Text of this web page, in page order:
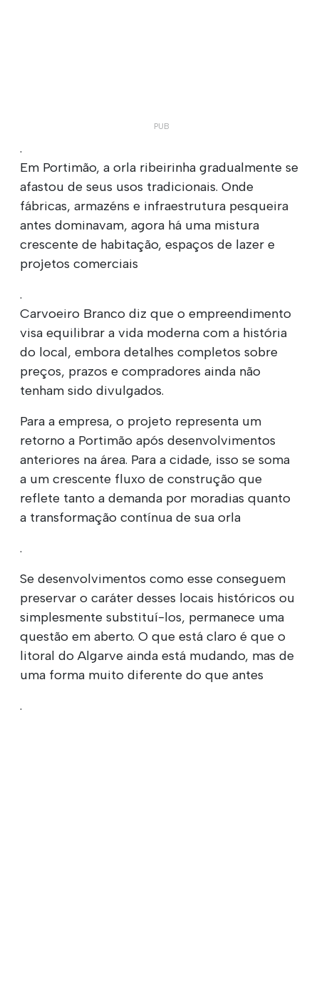
.
Em Portimão, a orla ribeirinha gradualmente se
afastou de seus usos tradicionais. Onde
fábricas, armazéns e infraestrutura pesqueira
antes dominavam, agora há uma mistura
crescente de habitação, espaços de lazer e
projetos comerciais
.
Carvoeiro Branco diz que o empreendimento
visa equilibrar a vida moderna com a história
do local, embora detalhes completos sobre
preços, prazos e compradores ainda não
tenham sido divulgados.
Para a empresa, o projeto representa um
retorno a Portimão após desenvolvimentos
anteriores na área. Para a cidade, isso se soma
a um crescente fluxo de construção que
reflete tanto a demanda por moradias quanto
a transformação contínua de sua orla
.
Se desenvolvimentos como esse conseguem
preservar o caráter desses locais históricos ou
simplesmente substituí-los, permanece uma
questão em aberto. O que está claro é que o
litoral do Algarve ainda está mudando, mas de
uma forma muito diferente do que antes
.